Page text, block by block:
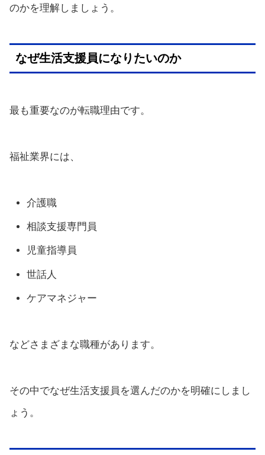
のかを理解しましょう。
なぜ生活支援員になりたいのか
最も重要なのが転職理由です。
福祉業界には、
介護職
相談支援専門員
児童指導員
世話人
ケアマネジャー
などさまざまな職種があります。
その中でなぜ生活支援員を選んだのかを明確にしまし
ょう。